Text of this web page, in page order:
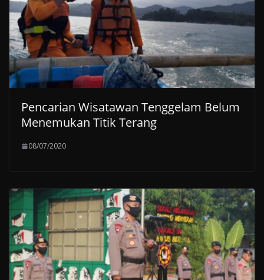
Pencarian Wisatawan Tenggelam Belum
Menemukan Titik Terang
08/07/2020